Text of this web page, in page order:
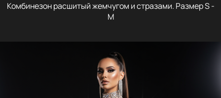
Комбинезон расшитый жемчугом и стразами. Размер S -
M